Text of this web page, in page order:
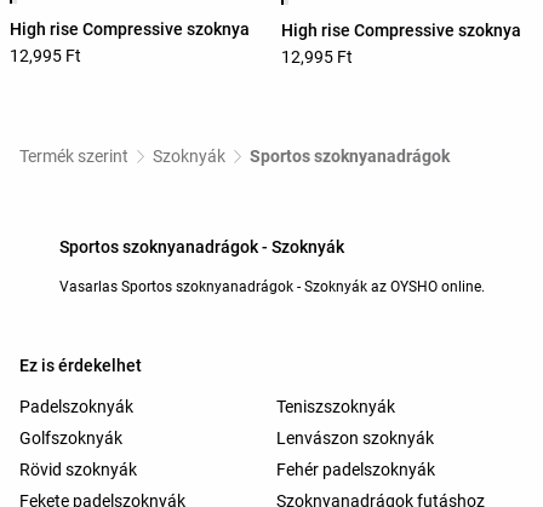
High rise Compressive szoknya
12,995 Ft
High rise Compressive szoknya
12,995 Ft
Termék szerint Szoknyák Sportos szoknyanadrágok
Sportos szoknyanadrágok - Szoknyák
Vasarlas Sportos szoknyanadrágok - Szoknyák az OYSHO online.
Ez is érdekelhet
Padelszoknyák
Teniszszoknyák
Golfszoknyák
Lenvászon szoknyák
Rövid szoknyák
Fehér padelszoknyák
Fekete padelszoknyák
Szoknyanadrágok futáshoz